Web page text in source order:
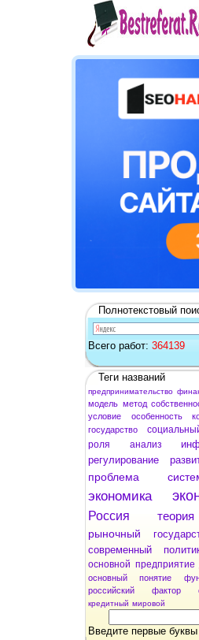
Полнотекстовый
Всего работ: 364139
Теги названий
предпринимательство
модель метод
условие
особенность
государство
роля
анализ
регулирование
проблема
экономика
Россия теория
рыночный
современный
основной предприятие
основный
понятие
российский
фактор
кредитный мировой
Введите первые